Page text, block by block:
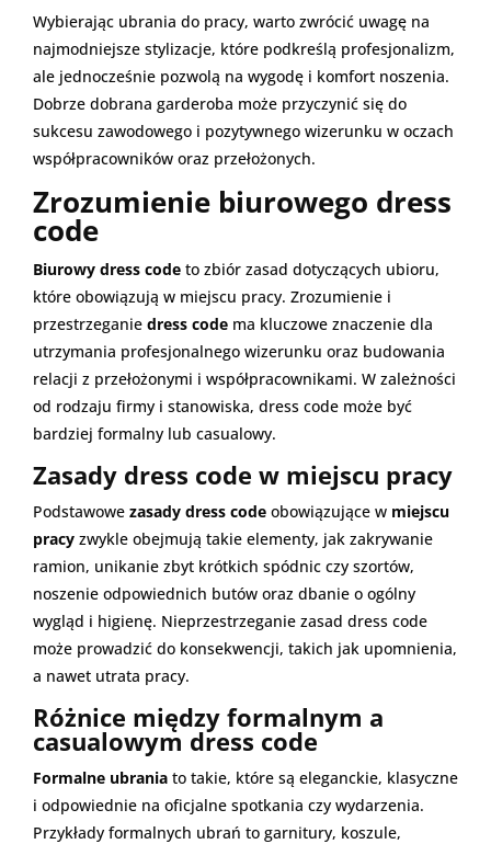
Wybierając ubrania do pracy, warto zwrócić uwagę na
najmodniejsze stylizacje, które podkreślą profesjonalizm,
ale jednocześnie pozwolą na wygodę i komfort noszenia.
Dobrze dobrana garderoba może przyczynić się do
sukcesu zawodowego i pozytywnego wizerunku w oczach
współpracowników oraz przełożonych.
Zrozumienie biurowego dress
code
Biurowy dress code to zbiór zasad dotyczących ubioru,
które obowiązują w miejscu pracy. Zrozumienie i
przestrzeganie dress code ma kluczowe znaczenie dla
utrzymania profesjonalnego wizerunku oraz budowania
relacji z przełożonymi i współpracownikami. W zależności
od rodzaju firmy i stanowiska, dress code może być
bardziej formalny lub casualowy.
Zasady dress code w miejscu pracy
Podstawowe zasady dress code obowiązujące w miejscu
pracy zwykle obejmują takie elementy, jak zakrywanie
ramion, unikanie zbyt krótkich spódnic czy szortów,
noszenie odpowiednich butów oraz dbanie o ogólny
wygląd i higienę. Nieprzestrzeganie zasad dress code
może prowadzić do konsekwencji, takich jak upomnienia,
a nawet utrata pracy.
Różnice między formalnym a
casualowym dress code
Formalne ubrania to takie, które są eleganckie, klasyczne
i odpowiednie na oficjalne spotkania czy wydarzenia.
Przykłady formalnych ubrań to garnitury, koszule,